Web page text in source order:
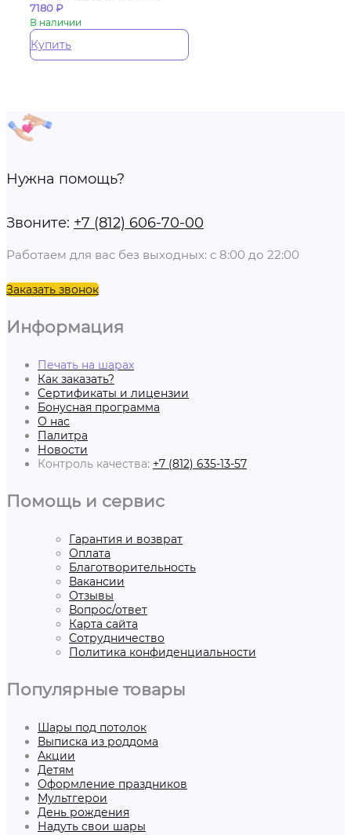
7180₽
В наличии
Купить
Нужна помощь?
Звоните: +7 (812) 606-70-00
Работаем для вас без выходных: с 8:00 до 22:00
Заказать звонок
Информация
Печать на шарах
Как заказать?
Сертификаты и лицензии
Бонусная программа
О нас
Палитра
Новости
Контроль качества: +7 (812) 635-13-57
Помощь и сервис
Гарантия и возврат
Оплата
Благотворительность
Вакансии
Отзывы
Вопрос/ответ
Карта сайта
Сотрудничество
Политика конфиденциальности
Популярные товары
Шары под потолок
Выписка из роддома
Акции
Детям
Оформление праздников
Мультгерои
День рождения
Надуть свои шары